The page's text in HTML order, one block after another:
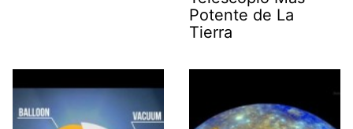
Potente de La
Tierra